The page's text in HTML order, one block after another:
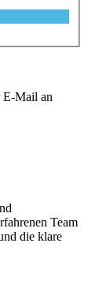
E-Mail an
Team
die klare